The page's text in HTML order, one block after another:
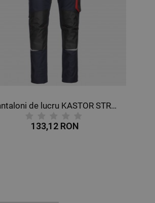
Pantaloni de lucru REVOLT 4STRETCH GREY/BLACK/PETROL
204,12 RON